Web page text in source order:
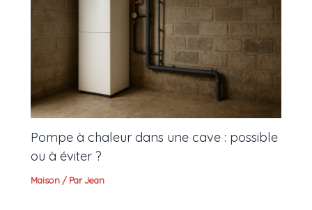
Pompe à chaleur dans une cave : possible
ou à éviter ?
Maison / ParJean